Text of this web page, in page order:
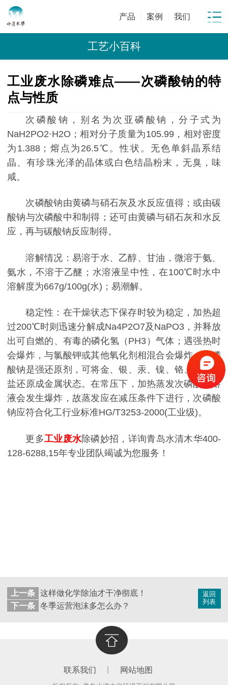
产品 案例 我们
工艺小百科
工业废水除磷难点——次磷酸钠的特
点与性质
次磷酸钠，别名为次亚磷酸钠，分子式为
NaH2PO2·H2O；相对分子质量为105.99，相对密度
为1.388；熔点为26.5℃。性状。无色单斜晶系结
晶、有珍珠光泽的晶体或白色结晶粉末，无臭，味
咸。
次磷酸钠由黄磷与硝石灰及水反应值得；或由碳
酸钠与次磷酸中和制得；还可由黄磷与硝石灰和水反
应，再与碳酸钠反应制得。
溶解情况：易溶于水、乙醇、甘油，微溶于氨、
氨水，不溶于乙醚；水溶液呈中性，在100℃时水中
溶解度为667g/100g(水)；易潮解。
稳定性：在干燥状态下保存时较为稳定，加热超
过200℃时则迅速分解成Na4P2O7及NaPO3，并释放
出可自燃的、有毒的磷化氢（PH3）气体；遇强热时
会爆炸，与氯酸钾或其他氧化剂相混合会爆炸。次磷
酸钠是强还原剂，可将金、银、汞、镍、铬、钴等的
盐还原成金属状态。在常压下，加热蒸发次磷酸钠溶
液会发生爆炸，故蒸发应在减压条件下进行，次磷酸
钠应符合化工行业标准HG/T3253-2000(工业级)。
更多工业废水除磷妙招，详询青岛水清木华400-
128-6288,15年专业团队竭诚为您服务！
返回
列表
上一条 这样做化学除油才干净彻底！
下一条 冬季运营泡沫多怎么办？
联系我们 网站地图